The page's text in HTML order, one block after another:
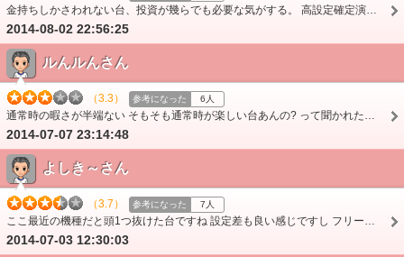
金持ちしかさわれない台、投資が幾らでも必要な気がする。 高設定確定演出出て、天国スルーした時の葛藤が一番悩む。金持つかなぁ・・。と 演出がそこそこ面白い分、レ…
2014-08-02 22:56:25
ルんルんさん
（3.3） 参考になった 6人
通常時の暇さが半端ない そもそも通常時が楽しい台あんの? って聞かれたら返答に困るけど その中でも群を抜いて暇 通常時に小役が仕事しない台はダメだよ、やっぱ …
2014-07-07 23:14:48
よしき～さん
（3.7） 参考になった 7人
ここ最近の機種だと頭1つ抜けた台ですね 設定差も良い感じですし フリーズやプレミア役頼りじゃないのも◎ 低設定が辛いのはどの機種も一緒なんで、設定推測しやす…
2014-07-03 12:30:03